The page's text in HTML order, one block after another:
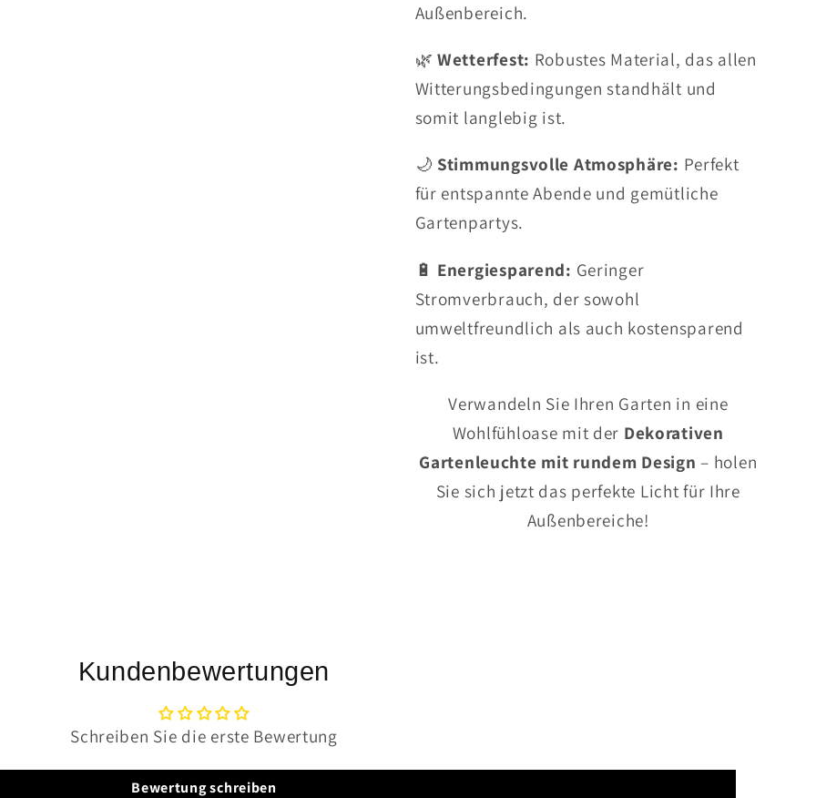
Außenbereich.
🌿Wetterfest: Robustes Material, das allen
Witterungsbedingungen standhält und
somit langlebig ist.
🌙 Stimmungsvolle Atmosphäre: Perfekt
für entspannte Abende und gemütliche
Gartenpartys.
🔋 Energiesparend: Geringer
Stromverbrauch, der sowohl
umweltfreundlich als auch kostensparend
ist.
Verwandeln Sie Ihren Garten in eine
Wohlfühloase mit der Dekorativen
Gartenleuchte mit rundem Design – holen
Sie sich jetzt das perfekte Licht für Ihre
Außenbereiche!
Kundenbewertungen
Schreiben Sie die erste Bewertung
Bewertung schreiben